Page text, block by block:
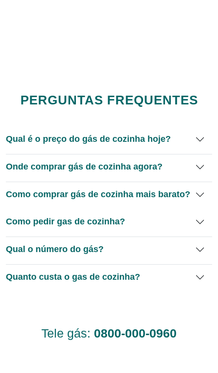
PERGUNTAS FREQUENTES
Qual é o preço do gás de cozinha hoje?
Onde comprar gás de cozinha agora?
Como comprar gás de cozinha mais barato?
Como pedir gas de cozinha?
Qual o número do gás?
Quanto custa o gas de cozinha?
Tele gás: 0800-000-0960